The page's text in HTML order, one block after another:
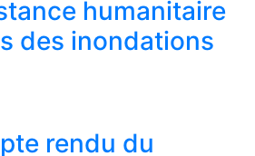
humanitaire
des inondations
rendu du